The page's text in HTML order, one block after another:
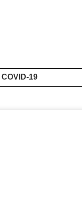
COVID-19